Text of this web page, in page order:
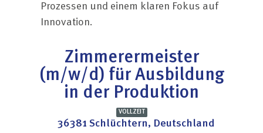
Prozessen und einem klaren Fokus auf
Innovation.
Zimmerermeister
(m/w/d) für Ausbildung
in der Produktion
VOLLZEIT
36381 Schlüchtern, Deutschland